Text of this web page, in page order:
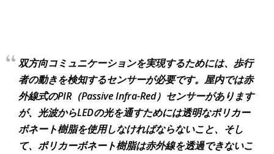
双方向コミュニケーションを実現するためには、歩行
者の動きを検知するセンサーが必要です。屋内では赤
外線式のPIR（Passive Infra-Red）センサーがあります
が、光波からLEDの光を通すためには透明なポリカー
ボネート樹脂を使用しなければならないこと、そし
て、ポリカーボネート樹脂は赤外線を透過できないこ